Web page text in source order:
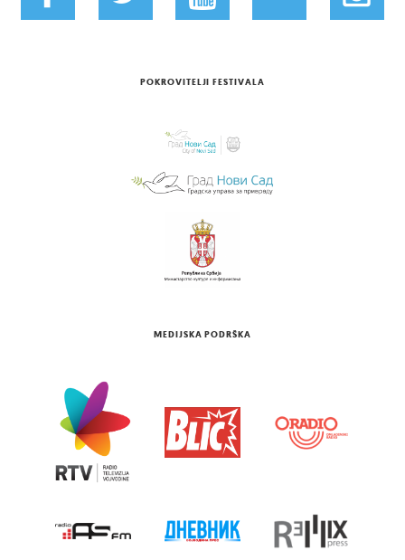
POKROVITELJI FESTIVALA
MEDIJSKA PODRŠKA